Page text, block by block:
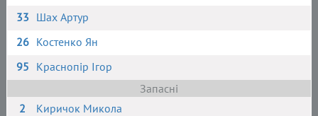
33 Шах Артур
26 Костенко Ян
95 Краснопір Ігор
Запасні
2
Киричок Микола